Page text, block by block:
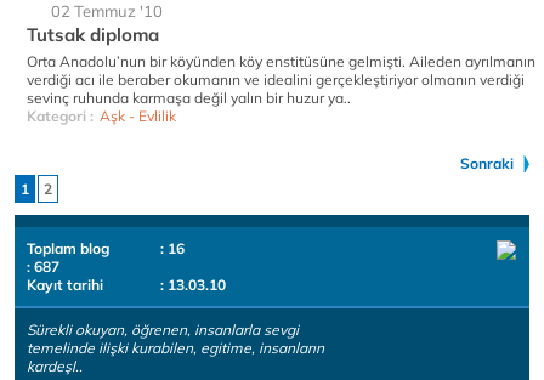
02 Temmuz '10
Tutsak diploma
Orta Anadolu’nun bir köyünden köy enstitüsüne gelmişti. Aileden ayrılmanın
verdiği acı ile beraber okumanın ve idealini gerçekleştiriyor olmanın verdiği
sevinç ruhunda karmaşa değil yalın bir huzur ya..
Kategori : Aşk - Evlilik
Sonraki
1
2
Toplam blog
: 16
: 687
Kayıt tarihi
: 13.03.10
Sürekli okuyan, öğrenen, insanlarla sevgi
temelinde ilişki kurabilen, egitime, insanların
kardeşl..